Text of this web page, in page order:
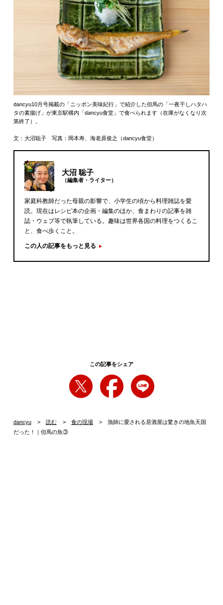
dancyu10月号掲載の「ニッポン美味紀行」で紹介した但馬の「一夜干しハタハ
タの素揚げ」が東京駅構内「dancyu食堂」で食べられます（在庫がなくなり次
第終了）。
文：大沼聡子 写真：岡本寿、海老原俊之（dancyu食堂）
大沼 聡子
（編集者・ライター）
家庭科教師だった母親の影響で、小学生の頃から料理雑誌を愛
読。現在はレシピ本の企画・編集のほか、食まわりの記事を雑
誌・ウェブ等で執筆している。趣味は世界各国の料理をつくるこ
と、食べ歩くこと。
この人の記事をもっと見る
この記事をシェア
dancyu 読む 食の現場
漁師に愛される居酒屋は驚きの地魚天国
だった！｜但馬の魚③